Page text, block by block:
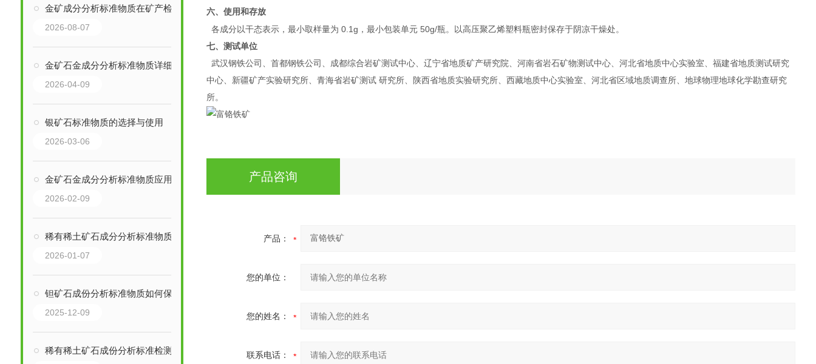
金矿成分分析标准物质在矿产检测中的应用与价值探析
2026-08-07
金矿石金成分分析标准物质详细介绍
2026-04-09
银矿石标准物质的选择与使用
2026-03-06
金矿石金成分分析标准物质应用介绍
2026-02-09
稀有稀土矿石成分分析标准物质其详细介绍
2026-01-07
钽矿石成份分析标准物质如何保存？
2025-12-09
稀有稀土矿石成份分析标准检测方法与标准
六、使用和存放
各成分以干态表示，最小取样量为0.1g ，最小包装单元50g/瓶。以高压聚乙烯塑料瓶密封保存于阴凉干燥处。
七、测试单位
武汉钢铁公司、首都钢铁公司、成都综合岩矿测试中心、辽宁省地质矿产研究院、河南省岩石矿物测试中心、河北省地质中心实验室、福建省地质测试研究
中心、新疆矿产实验研究所、青海省岩矿测试 研究所、陕西省地质实验研究所、西藏地质中心实验室、河北省区域地质调查所、地球物理地球化学勘查研究
所。
产品咨询
产品：
您的单位：
您的姓名：
联系电话：